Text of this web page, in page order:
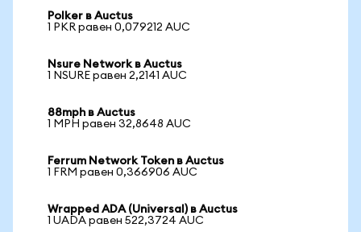
Polker в Auctus
1 PKR равен 0,079212 AUC
Nsure Network в Auctus
1 NSURE равен 2,2141 AUC
88mph в Auctus
1 MPH равен 32,8648 AUC
Ferrum Network Token в Auctus
1 FRM равен 0,366906 AUC
Wrapped ADA (Universal) в Auctus
1 UADA равен 522,3724 AUC